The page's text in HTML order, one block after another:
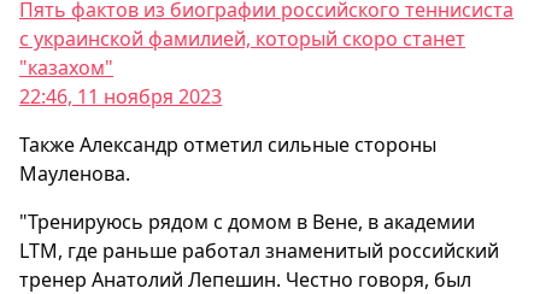
Пять фактов из биографии российского теннисиста
с украинской фамилией, который скоро станет
"казахом"
22:46, 11 ноября 2023
Также Александр отметил сильные стороны
Мауленова.
"Тренируюсь рядом с домом в Вене, в академии
LTM, где раньше работал знаменитый российский
тренер Анатолий Лепешин. Честно говоря, был